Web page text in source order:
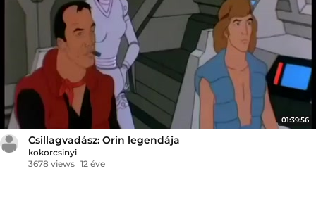
01:39:56
Csillagvadász: Orin legendája
kokorcsinyi
3678 views 12 éve